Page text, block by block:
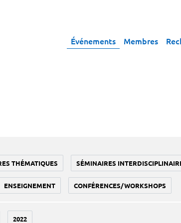
Événements Membres
THÉMATIQUES SÉMINAIRES
ENSEIGNEMENT CONFÉRENCES/WORKSHOPS
2022